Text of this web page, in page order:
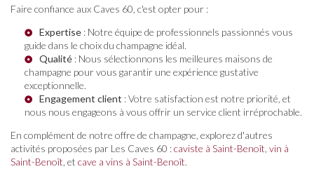
Faire confiance aux Caves 60, c'est opter pour :
Expertise : Notre équipe de professionnels passionnés vous
guide dans le choix du champagne idéal.
Qualité : Nous sélectionnons les meilleures maisons de
champagne pour vous garantir une expérience gustative
exceptionnelle.
Engagement client : Votre satisfaction est notre priorité, et
nous nous engageons à vous offrir un service client irréprochable.
En complément de notre offre de champagne, explorez d'autres
activités proposées par Les Caves 60 :caviste à Saint-Benoît vin à
Saint-Benoît , et cave a vins à Saint-Benoît.